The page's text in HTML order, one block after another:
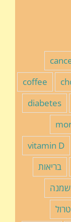
coffee
diabetes
vitamin D
בריאות